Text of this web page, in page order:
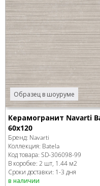
Образец в шоуруме
Керамогранит Navarti
60x120
Бренд: Navarti
Коллекция: Batela
Код товара: SD-306098-99
В коробке: 2 шт, 1.44 м2
Сроки доставки: 1-3 дня
в наличии